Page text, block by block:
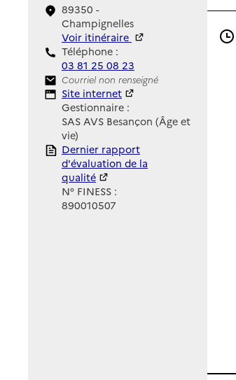
89350 -
Champignelles
Voir itinéraire
Téléphone :
03 81 25 08 23
Contact
Courriel non renseigné
Site Internet
Site internet
Gestionnaire :
SAS AVS Besançon (Âge et
vie)
Rapport HAS
Dernier rapport
d'évaluation de la
qualité
N° FINESS :
890010507